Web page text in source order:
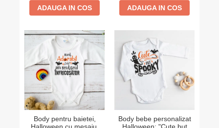
ADAUGA IN COS ADAUGA IN COS
Body pentru baietei,
Body bebe personalizat